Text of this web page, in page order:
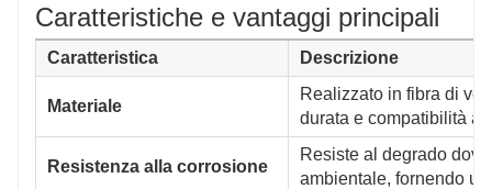
Caratteristiche e vantaggi principali
Caratteristica Descrizione
Materiale
Realizzato in fibra di
durata e compatibilità
Resistenza alla corrosione
Resiste al degrado
ambientale, fornendo